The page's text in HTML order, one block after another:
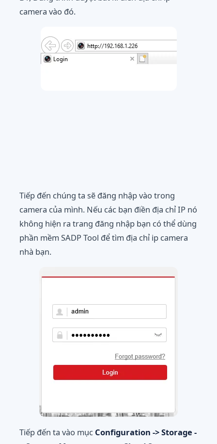
camera vào đó.
Tiếp đến chúng ta sẽ đăng nhập vào trong
camera của mình. Nếu các bạn điền địa chỉ IP nó
không hiện ra trang đăng nhập bạn có thể dùng
phần mềm SADP Tool để tìm địa chỉ ip camera
nhà bạn.
Tiếp đến ta vào mục Configuration -> Storage -